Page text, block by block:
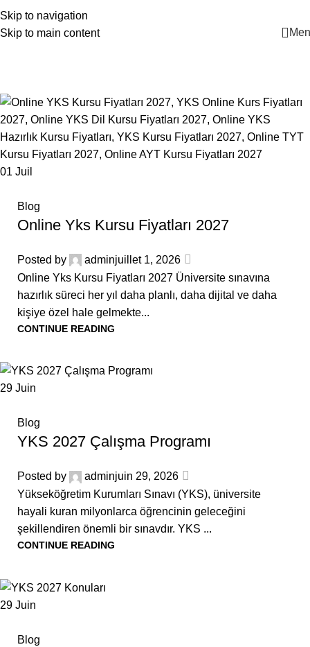
Skip to navigation
Skip to main content
+90 546 902 59 98 | bilgi@vistaakademi.com
01 Juil
Blog
Online Yks Kursu Fiyatları 2027
Posted by adminjuillet 1, 2026
Online Yks Kursu Fiyatları 2027 Üniversite sınavına
hazırlık süreci her yıl daha planlı, daha dijital ve daha
kişiye özel hale gelmekte...
CONTINUE READING
29 Juin
Blog
YKS 2027 Çalışma Programı
Posted by adminjuin 29, 2026
Yükseköğretim Kurumları Sınavı (YKS), üniversite
hayali kuran milyonlarca öğrencinin geleceğini
şekillendiren önemli bir sınavdır. YKS ...
CONTINUE READING
29 Juin
Blog